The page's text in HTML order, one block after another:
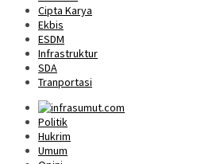
Cipta Karya
Ekbis
ESDM
Infrastruktur
SDA
Tranportasi
Politik
Hukrim
Umum